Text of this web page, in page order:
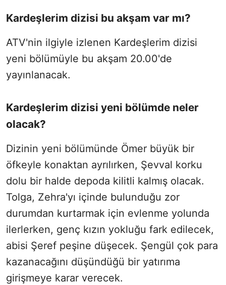
Kardeşlerim dizisi bu akşam var mı?
ATV'nin ilgiyle izlenen Kardeşlerim dizisi
yeni bölümüyle bu akşam 20.00'de
yayınlanacak.
Kardeşlerim dizisi yeni bölümde neler
olacak?
Dizinin yeni bölümünde Ömer büyük bir
öfkeyle konaktan ayrılırken, Şevval korku
dolu bir halde depoda kilitli kalmış olacak.
Tolga, Zehra'yı içinde bulunduğu zor
durumdan kurtarmak için evlenme yolunda
ilerlerken, genç kızın yokluğu fark edilecek,
abisi Şeref peşine düşecek. Şengül çok para
kazanacağını düşündüğü bir yatırıma
girişmeye karar verecek.